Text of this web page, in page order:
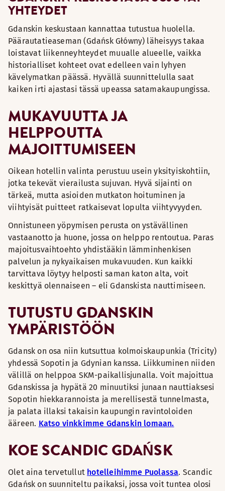
YHTEYDET
Gdanskin keskustaan kannattaa tutustua huolella.
Päärautatieaseman (Gdańsk Główny) läheisyys takaa
loistavat liikenneyhteydet muualle alueelle, vaikka
historialliset kohteet ovat edelleen vain lyhyen
kävelymatkan päässä. Hyvällä suunnittelulla saat
kaiken irti ajastasi tässä upeassa satamakaupungissa.
MUKAVUUTTA JA
HELPPOUTTA
MAJOITTUMISEEN
Oikean hotellin valinta perustuu usein yksityiskohtiin,
jotka tekevät vierailusta sujuvan. Hyvä sijainti on
tärkeä, mutta asioiden mutkaton hoituminen ja
viihtyisät puitteet ratkaisevat lopulta viihtyvyyden.
Onnistuneen yöpymisen perusta on ystävällinen
vastaanotto ja huone, jossa on helppo rentoutua. Paras
majoitusvaihtoehto yhdistääkin lämminhenkisen
palvelun ja nykyaikaisen mukavuuden. Kun kaikki
tarvittava löytyy helposti saman katon alta, voit
keskittyä olennaiseen – eli Gdanskista nauttimiseen.
TUTUSTU GDANSKIN
YMPÄRISTÖÖN
Gdansk on osa niin kutsuttua kolmoiskaupunkia (Tricity)
yhdessä Sopotin ja Gdynian kanssa. Liikkuminen niiden
välillä on helppoa SKM-paikallisjunalla. Voit majoittua
Gdanskissa ja hypätä 20 minuutiksi junaan nauttiaksesi
Sopotin hiekkarannoista ja merellisestä tunnelmasta,
ja palata illaksi takaisin kaupungin ravintoloiden
ääreen. Katso vinkkimme Gdanskin lomaan.
KOE SCANDIC GDAŃSK
Olet aina tervetullut hotelleihimme Puolassa. Scandic
Gdańsk on suunniteltu paikaksi, jossa voit tuntea olosi